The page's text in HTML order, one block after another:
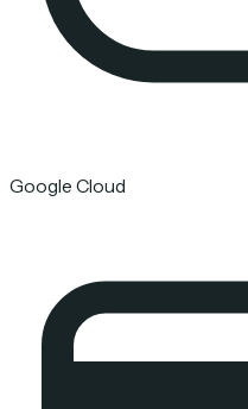
Google Cloud